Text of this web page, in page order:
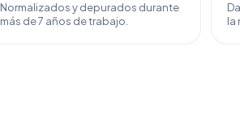
Normalizados y depurados durante
más de 7 años de trabajo.
la